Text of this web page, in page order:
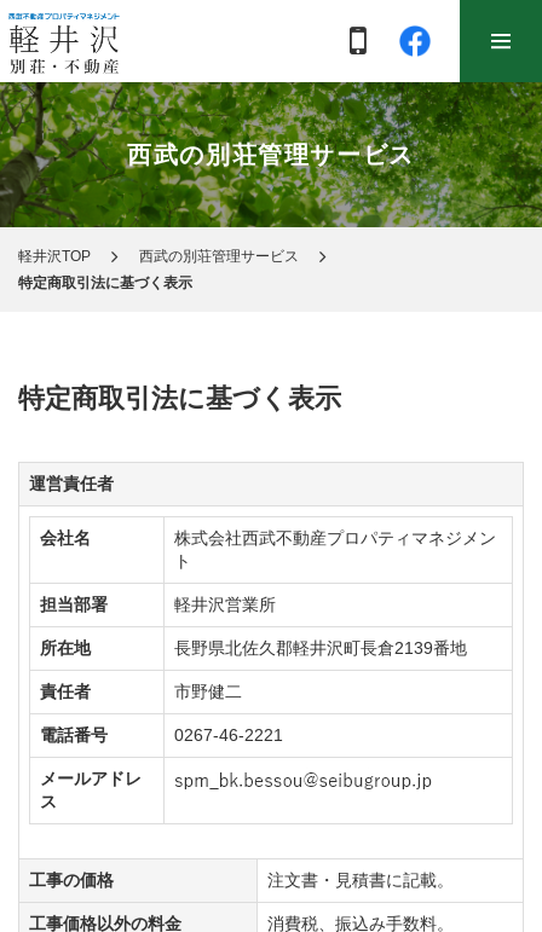
西武の別荘管理サービス
軽井沢TOP
西武の別荘管理サービス
特定商取引法に基づく表示
特定商取引法に基づく表示
運営責任者
会社名
株式会社西武不動産プロパティマネジメン
ト
担当部署 軽井沢営業所
所在地 長野県北佐久郡軽井沢町長倉2139番地
責任者 市野健二
電話番号 0267-46-2221
メールアドレ
ス
工事の価格 注文書・見積書に記載。
工事価格以外の料金 消費税、振込み手数料。